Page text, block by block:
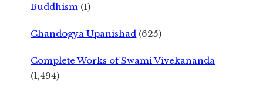
Buddhism (1)
Chandogya Upanishad (625)
Complete Works of Swami Vivekananda
(1,494)